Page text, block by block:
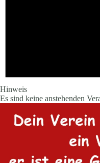
Hinweis
Es sind keine anstehenden